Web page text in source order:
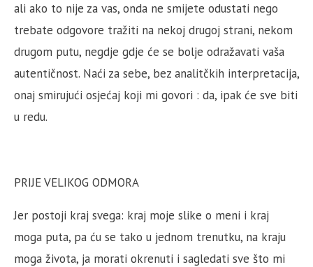
ali ako to nije za vas, onda ne smijete odustati nego
trebate odgovore tražiti na nekoj drugoj strani, nekom
drugom putu, negdje gdje će se bolje odražavati vaša
autentičnost. Naći za sebe, bez analitčkih interpretacija,
onaj smirujući osjećaj koji mi govori : da, ipak će sve biti
u redu.
PRIJE VELIKOG ODMORA
Jer postoji kraj svega: kraj moje slike o meni i kraj
moga puta, pa ću se tako u jednom trenutku, na kraju
moga života, ja morati okrenuti i sagledati sve što mi